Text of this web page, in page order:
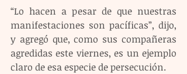
“Lo hacen a pesar de que nuestras
manifestaciones son pacíficas”, dijo,
y agregó que, como sus compañeras
agredidas este viernes, es un ejemplo
claro de esa especie de persecución.